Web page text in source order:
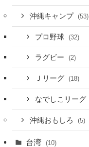
沖縄キャンプ (53)
プロ野球 (32)
ラグビー (2)
Ｊリーグ (18)
なでしこリーグ
沖縄おもしろ (5)
台湾 (10)